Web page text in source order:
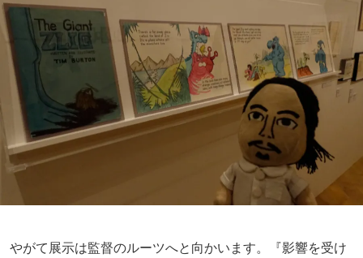
展覧会のメインビジュアルにも用いられている《ブルーガ
ールとワイン》。個人的に嫌いじゃないわよ！